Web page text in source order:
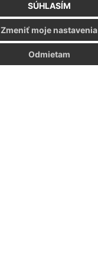
SÚHLASÍM
Odmietam
Zmeniť moje nastavenia